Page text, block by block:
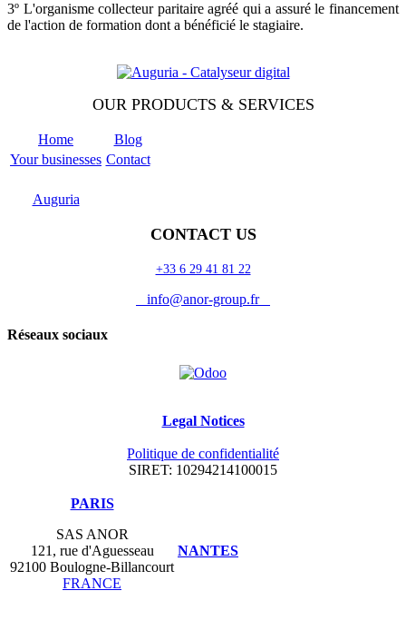
3º L'organisme collecteur paritaire agréé qui a assuré le financement
de l'action de formation dont a bénéficié le stagiaire.
OUR PRODUCTS & SERVICES
Home
Blog
Your businesses Contact
Auguria
CONTACT US
+33 6 29 41 81 22
info@anor-group.fr
Réseaux sociaux
Legal Notices
Politique de confidentialité
SIRET: 10294214100015
​PARIS
SAS ANOR
121, rue d'Aguesseau
92100 Boulogne-Billancourt
FRANCE
NANTES